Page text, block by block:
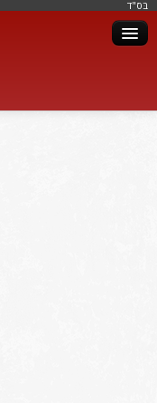
בּס"ד